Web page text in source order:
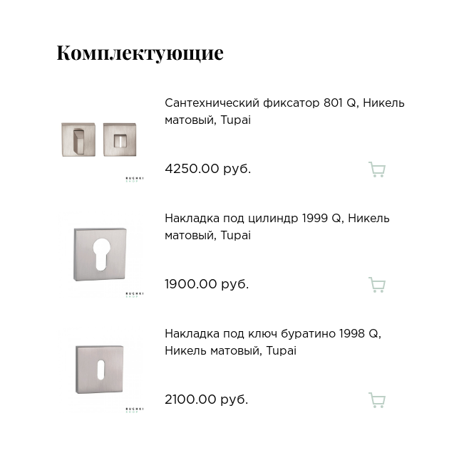
Комплектующие
Сантехнический фиксатор 801 Q, Никель
матовый, Tupai
4250.00 руб.
Накладка под цилиндр 1999 Q, Никель
матовый, Tupai
1900.00 руб.
Накладка под ключ буратино 1998 Q,
Никель матовый, Tupai
2100.00 руб.